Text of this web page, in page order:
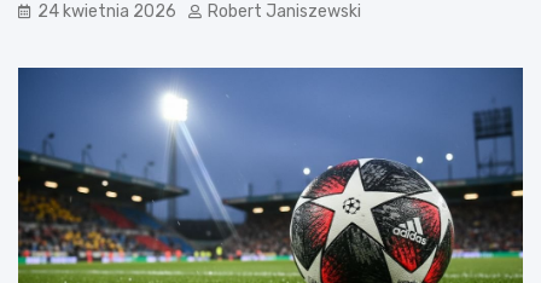
24 kwietnia 2026 Robert Janiszewski